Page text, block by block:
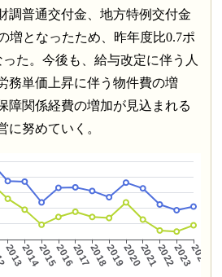
調普通交付金、地方特例交付金
増となったため、昨年度比0.7ポ
た。今後も、給与改定に伴う人
務単価上昇に伴う物件費の増
障関係経費の増加が見込まれる
に努めていく。